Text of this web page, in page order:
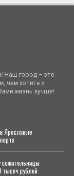
Наш город – это
чем хотите и
жизнь лучше!
Ярославле
сожительницы
рублей